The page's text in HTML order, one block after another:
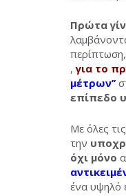
Πρώτα
,για το
μέτρων’’
επίπεδο
Με όλες τις
την
όχι μόνο
ένα υψηλό